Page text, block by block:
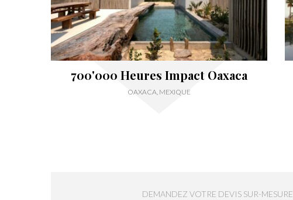
700'000 Heures Impact Oaxaca
OAXACA, MEXIQUE
DEMANDEZ VOTRE DEVIS SUR-MESURE